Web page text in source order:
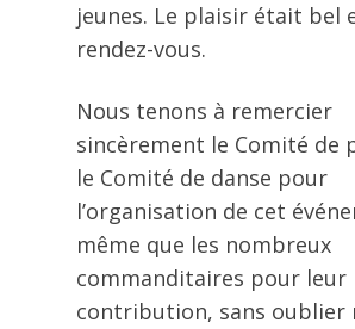
jeunes. Le plaisir était bel
rendez-vous.
Nous tenons à remercier
sincèrement le Comité de
le Comité de danse pour
l’organisation de cet
même que les nombreux
commanditaires pour leur
contribution, sans oublier